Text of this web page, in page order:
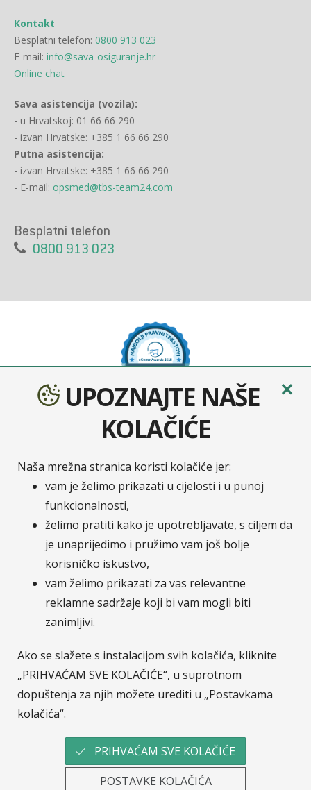
Kontakt
Besplatni telefon: 0800 913 023
E-mail: info@sava-osiguranje.hr
Online chat
Sava asistencija (vozila):
- u Hrvatskoj: 01 66 66 290
- izvan Hrvatske: +385 1 66 66 290
Putna asistencija:
- izvan Hrvatske: +385 1 66 66 290
- E-mail: opsmed@tbs-team24.com
Besplatni telefon
0800 913 023
Sava osiguranjeje moderno osigurateljno društvo
nastalo udruživanjem četiri europska osiguratelja:
Velebit osiguranje, Velebit životno osiguranje,
Zavarovalnica Tilia i Zavarovalnica Maribor. Na
hrvatskom tržištu Zavarovalnica Sava, d.d. / Sava
osiguranje, d.d. posluje putem svoje podružnice
Sava osiguranje, d.d. - Podružnica Hrvatska.
Pripadnost Osigurateljnoj grupi Sava čini nas
dijelom jedne od najvećih financijskih grupacija u JI
© Sava osiguranje Pratite nas na :
✕
UPOZNAJTE NAŠE
KOLAČIĆE
Naša mrežna stranica koristi kolačiće jer:
vam je želimo prikazati u cijelosti i u punoj
funkcionalnosti,
želimo pratiti kako je upotrebljavate, s ciljem da
je unaprijedimo i pružimo vam još bolje
korisničko iskustvo,
vam želimo prikazati za vas relevantne
reklamne sadržaje koji bi vam mogli biti
zanimljivi.
Ako se slažete s instalacijom svih kolačića, kliknite
„PRIHVAĆAM SVE KOLAČIĆE“, u suprotnom
dopuštenja za njih možete urediti u „Postavkama
kolačića“.
PRIHVAĆAM SVE KOLAČIĆE
POSTAVKE KOLAČIĆA